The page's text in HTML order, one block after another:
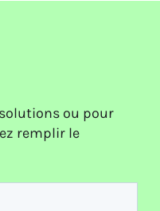
ou pour
remplir le